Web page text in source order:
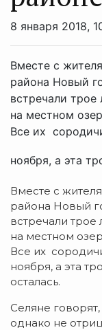
8 января 2018,
Вместе с
района Новый
встречали
на местном
Все их
ноября, а эта
Вместе с
района Новый
встречали
на местном
Все их
ноября, а эта
осталась.
Селяне
однако не